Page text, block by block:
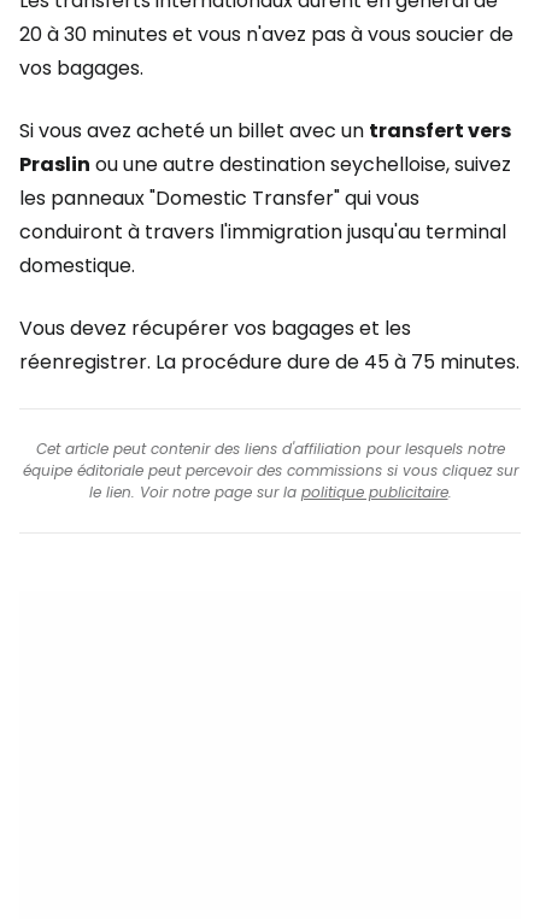
20 à 30 minutes et vous n'avez pas à vous soucier de
vos bagages.
Si vous avez acheté un billet avec un transfert vers
Praslin ou une autre destination seychelloise, suivez
les panneaux "Domestic Transfer" qui vous
conduiront à travers l'immigration jusqu'au terminal
domestique.
Vous devez récupérer vos bagages et les
réenregistrer. La procédure dure de 45 à 75 minutes.
Cet article peut contenir des liens d'affiliation pour lesquels notre
équipe éditoriale peut percevoir des commissions si vous cliquez sur
le lien. Voir notre page sur la politique publicitaire.